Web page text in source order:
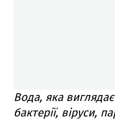
Вода, яка
бактерії, віруси,